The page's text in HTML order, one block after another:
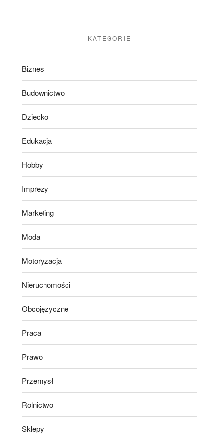
KATEGORIE
Biznes
Budownictwo
Dziecko
Edukacja
Hobby
Imprezy
Marketing
Moda
Motoryzacja
Nieruchomości
Obcojęzyczne
Praca
Prawo
Przemysł
Rolnictwo
Sklepy